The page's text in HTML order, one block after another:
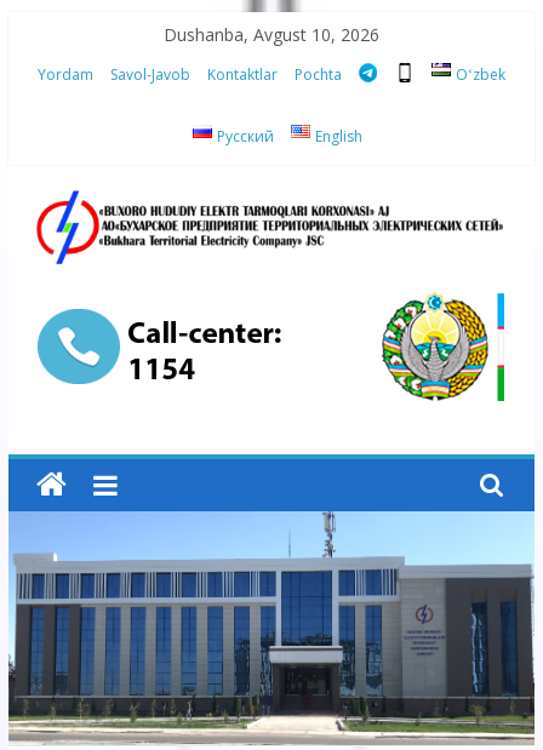
content
Dushanba, Avgust 10, 2026
Yordam Savol-Javob Kontaktlar Pochta Oʻzbek
Русский English
“Buxoro
hududiy
elektr
tarmoqlari
korxonasi”
AJ
“Buxoro
hududiy